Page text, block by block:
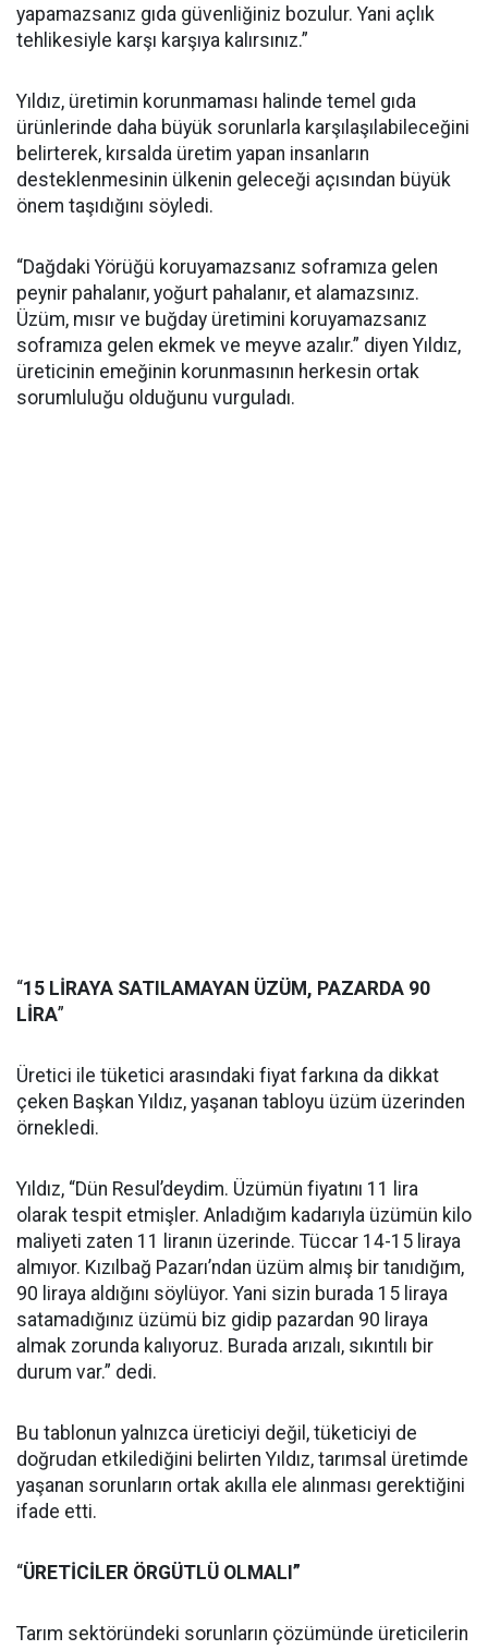
yapamazsanız gıda güvenliğiniz bozulur. Yani açlık
tehlikesiyle karşı karşıya kalırsınız.”
Yıldız, üretimin korunmaması halinde temel gıda
ürünlerinde daha büyük sorunlarla karşılaşılabileceğini
belirterek, kırsalda üretim yapan insanların
desteklenmesinin ülkenin geleceği açısından büyük
önem taşıdığını söyledi.
“Dağdaki Yörüğü koruyamazsanız soframıza gelen
peynir pahalanır, yoğurt pahalanır, et alamazsınız.
Üzüm, mısır ve buğday üretimini koruyamazsanız
soframıza gelen ekmek ve meyve azalır.” diyen Yıldız,
üreticinin emeğinin korunmasının herkesin ortak
sorumluluğu olduğunu vurguladı.
“15 LİRAYA SATILAMAYAN ÜZÜM, PAZARDA 90
LİRA”
Üretici ile tüketici arasındaki fiyat farkına da dikkat
çeken Başkan Yıldız, yaşanan tabloyu üzüm üzerinden
örnekledi.
Yıldız, “Dün Resul’deydim. Üzümün fiyatını 11 lira
olarak tespit etmişler. Anladığım kadarıyla üzümün kilo
maliyeti zaten 11 liranın üzerinde. Tüccar 14-15 liraya
almıyor. Kızılbağ Pazarı’ndan üzüm almış bir tanıdığım,
90 liraya aldığını söylüyor. Yani sizin burada 15 liraya
satamadığınız üzümü biz gidip pazardan 90 liraya
almak zorunda kalıyoruz. Burada arızalı, sıkıntılı bir
durum var.” dedi.
Bu tablonun yalnızca üreticiyi değil, tüketiciyi de
doğrudan etkilediğini belirten Yıldız, tarımsal üretimde
yaşanan sorunların ortak akılla ele alınması gerektiğini
ifade etti.
“ÜRETİCİLER ÖRGÜTLÜ OLMALI”
Tarım sektöründeki sorunların çözümünde üreticilerin